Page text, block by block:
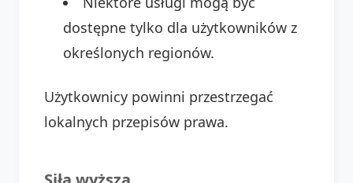
dostępne tylko dla użytkowników z
określonych regionów.
Użytkownicy powinni przestrzegać
lokalnych przepisów prawa.